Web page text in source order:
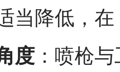
当降低，
度 ：喷枪